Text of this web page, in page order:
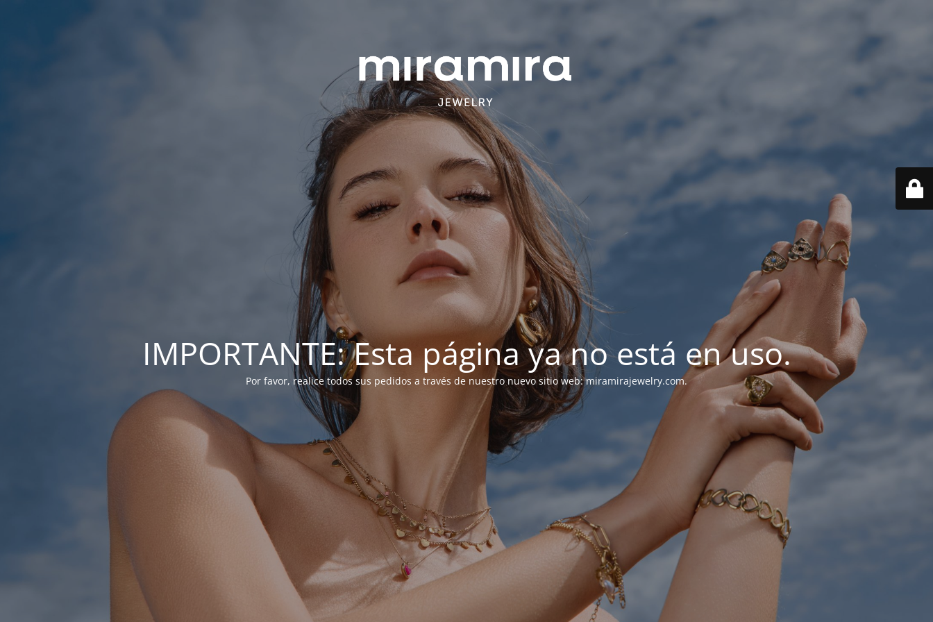
IMPORTANTE: Esta página ya no está en uso.
Por favor, realice todos sus pedidos a través de nuestro nuevo sitio web: miramirajewelry.com.